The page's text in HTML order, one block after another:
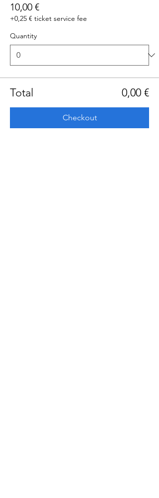
10,00 €
+0,25 € ticket service fee
Quantity
Total 0,00 €
Checkout